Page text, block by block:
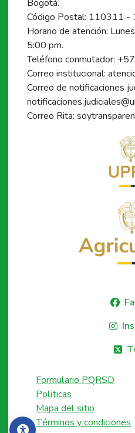
Bogotá.
Código Postal: 110311
Horario de atención:
5:00 pm.
Teléfono conmutador:
Correo institucional:
Correo de notificaciones
Correo Rita:
Formulario PQRSD
Politicas
Mapa del sitio
Términos y condiciones